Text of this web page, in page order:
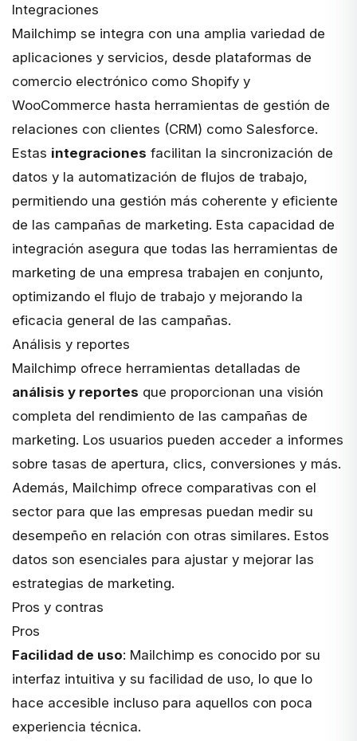
Integraciones
Mailchimp se integra con una amplia variedad de
aplicaciones y servicios, desde plataformas de
comercio electrónico como Shopify y
WooCommerce hasta herramientas de gestión de
relaciones con clientes (CRM) como Salesforce.
Estas integraciones facilitan la sincronización de
datos y la automatización de flujos de trabajo,
permitiendo una gestión más coherente y eficiente
de las campañas de marketing. Esta capacidad de
integración asegura que todas las herramientas de
marketing de una empresa trabajen en conjunto,
optimizando el flujo de trabajo y mejorando la
eficacia general de las campañas.
Análisis y reportes
Mailchimp ofrece herramientas detalladas de
análisis y reportes que proporcionan una visión
completa del rendimiento de las campañas de
marketing. Los usuarios pueden acceder a informes
sobre tasas de apertura, clics, conversiones y más.
Además, Mailchimp ofrece comparativas con el
sector para que las empresas puedan medir su
desempeño en relación con otras similares. Estos
datos son esenciales para ajustar y mejorar las
estrategias de marketing.
Pros y contras
Pros
Facilidad de uso: Mailchimp es conocido por su
interfaz intuitiva y su facilidad de uso, lo que lo
hace accesible incluso para aquellos con poca
experiencia técnica.